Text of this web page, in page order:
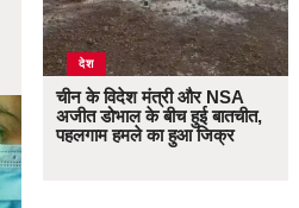
देश
चीन के विदेश मंत्री और NSA
अजीत डोभाल के बीच हुई बातचीत,
पहलगाम हमले का हुआ जिक्र